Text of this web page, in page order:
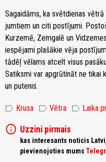
Sagaidāms, ka svētdienas
jumtiem un citi postījumi.
Kurzemē, Zemgalē un
iespējami plašākie vēja
tādēļ vēlams atcelt visus
Satiksmi var apgrūtināt ne tikai
un putenis.
label Krusa label Vētra label Laika
info Uzzini pirmais
kas interesants noticis
pievienojoties mums